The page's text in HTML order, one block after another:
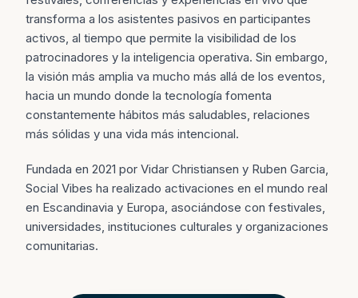
transforma a los asistentes pasivos en participantes
activos, al tiempo que permite la visibilidad de los
patrocinadores y la inteligencia operativa. Sin embargo,
la visión más amplia va mucho más allá de los eventos,
hacia un mundo donde la tecnología fomenta
constantemente hábitos más saludables, relaciones
más sólidas y una vida más intencional.
Fundada en 2021 por Vidar Christiansen y Ruben Garcia,
Social Vibes ha realizado activaciones en el mundo real
en Escandinavia y Europa, asociándose con festivales,
universidades, instituciones culturales y organizaciones
comunitarias.